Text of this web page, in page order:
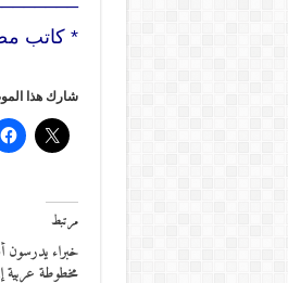
* كاتب
شارك هذا
مرتبط
خبراء يدرسون
مخطوطة عربية